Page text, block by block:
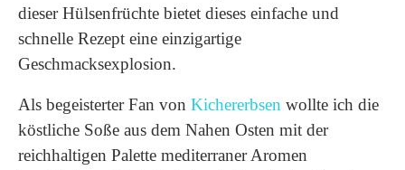
dieser Hülsenfrüchte bietet dieses einfache und
schnelle Rezept eine einzigartige
Geschmacksexplosion.
Als begeisterter Fan von Kichererbsen wollte ich die
köstliche Soße aus dem Nahen Osten mit der
reichhaltigen Palette mediterraner Aromen